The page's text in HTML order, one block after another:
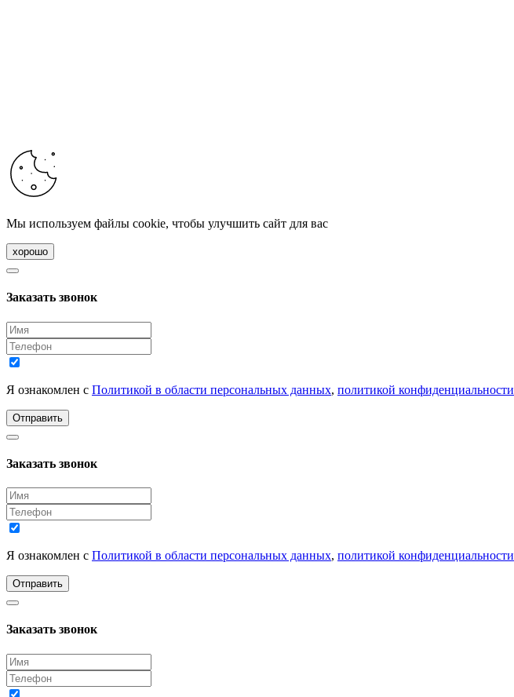
Мы используем файлы cookie, чтобы улучшить сайт для вас
хорошо
Заказать звонок
Я ознакомлен с Политикой в области персональных данных, политикой конфиденциальности
Отправить
Заказать звонок
Я ознакомлен с Политикой в области персональных данных, политикой конфиденциальности
Отправить
Заказать звонок